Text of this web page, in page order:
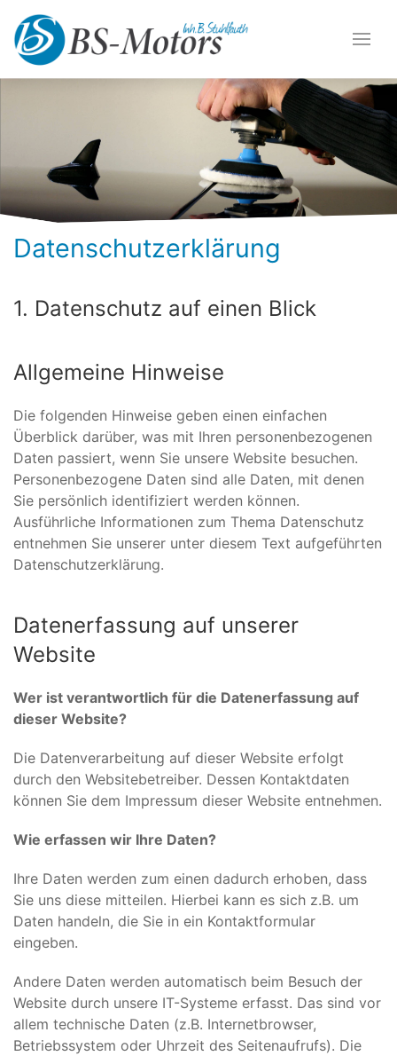
Datenschutzerklärung
1. Datenschutz auf einen Blick
Allgemeine Hinweise
Die folgenden Hinweise geben einen einfachen
Überblick darüber, was mit Ihren personenbezogenen
Daten passiert, wenn Sie unsere Website besuchen.
Personenbezogene Daten sind alle Daten, mit denen
Sie persönlich identifiziert werden können.
Ausführliche Informationen zum Thema Datenschutz
entnehmen Sie unserer unter diesem Text aufgeführten
Datenschutzerklärung.
Datenerfassung auf unserer
Website
Wer ist verantwortlich für die Datenerfassung auf
dieser Website?
Die Datenverarbeitung auf dieser Website erfolgt
durch den Websitebetreiber. Dessen Kontaktdaten
können Sie dem Impressum dieser Website entnehmen.
Wie erfassen wir Ihre Daten?
Ihre Daten werden zum einen dadurch erhoben, dass
Sie uns diese mitteilen. Hierbei kann es sich z.B. um
Daten handeln, die Sie in ein Kontaktformular
eingeben.
Andere Daten werden automatisch beim Besuch der
Website durch unsere IT-Systeme erfasst. Das sind vor
allem technische Daten (z.B. Internetbrowser,
Betriebssystem oder Uhrzeit des Seitenaufrufs). Die